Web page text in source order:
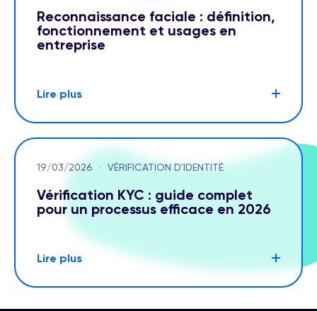
Reconnaissance faciale : définition,
fonctionnement et usages en
entreprise
Lire plus
19/03/2026 · VÉRIFICATION D'IDENTITÉ
Vérification KYC : guide complet
pour un processus efficace en 2026
Lire plus